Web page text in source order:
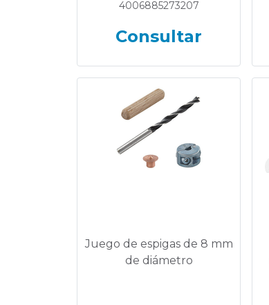
4006885273207
Consultar
Juego de espigas de 8 mm
de diámetro